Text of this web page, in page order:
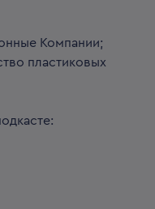
Компании;
пластиковых